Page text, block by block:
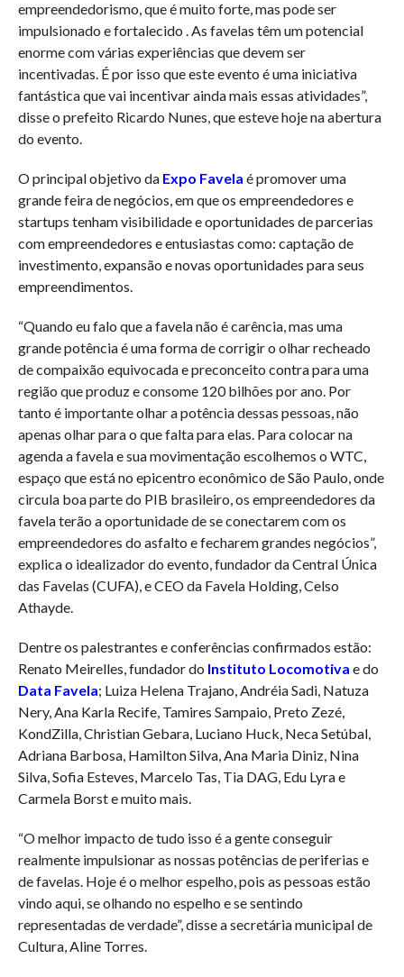
empreendedorismo, que é muito forte, mas pode ser
impulsionado e fortalecido . As favelas têm um potencial
enorme com várias experiências que devem ser
incentivadas. É por isso que este evento é uma iniciativa
fantástica que vai incentivar ainda mais essas atividades”,
disse o prefeito Ricardo Nunes, que esteve hoje na abertura
do evento.
O principal objetivo da Expo Favela é promover uma
grande feira de negócios, em que os empreendedores e
startups tenham visibilidade e oportunidades de parcerias
com empreendedores e entusiastas como: captação de
investimento, expansão e novas oportunidades para seus
empreendimentos.
“Quando eu falo que a favela não é carência, mas uma
grande potência é uma forma de corrigir o olhar recheado
de compaixão equivocada e preconceito contra para uma
região que produz e consome 120 bilhões por ano. Por
tanto é importante olhar a potência dessas pessoas, não
apenas olhar para o que falta para elas. Para colocar na
agenda a favela e sua movimentação escolhemos o WTC,
espaço que está no epicentro econômico de São Paulo, onde
circula boa parte do PIB brasileiro, os empreendedores da
favela terão a oportunidade de se conectarem com os
empreendedores do asfalto e fecharem grandes negócios”,
explica o idealizador do evento, fundador da Central Única
das Favelas (CUFA), e CEO da Favela Holding, Celso
Athayde.
Dentre os palestrantes e conferências confirmados estão:
Renato Meirelles, fundador do Instituto Locomotiva e do
Data Favela; Luiza Helena Trajano, Andréia Sadi, Natuza
Nery, Ana Karla Recife, Tamires Sampaio, Preto Zezé,
KondZilla, Christian Gebara, Luciano Huck, Neca Setúbal,
Adriana Barbosa, Hamilton Silva, Ana Maria Diniz, Nina
Silva, Sofia Esteves, Marcelo Tas, Tia DAG, Edu Lyra e
Carmela Borst e muito mais.
“O melhor impacto de tudo isso é a gente conseguir
realmente impulsionar as nossas potências de periferias e
de favelas. Hoje é o melhor espelho, pois as pessoas estão
vindo aqui, se olhando no espelho e se sentindo
representadas de verdade”, disse a secretária municipal de
Cultura, Aline Torres.